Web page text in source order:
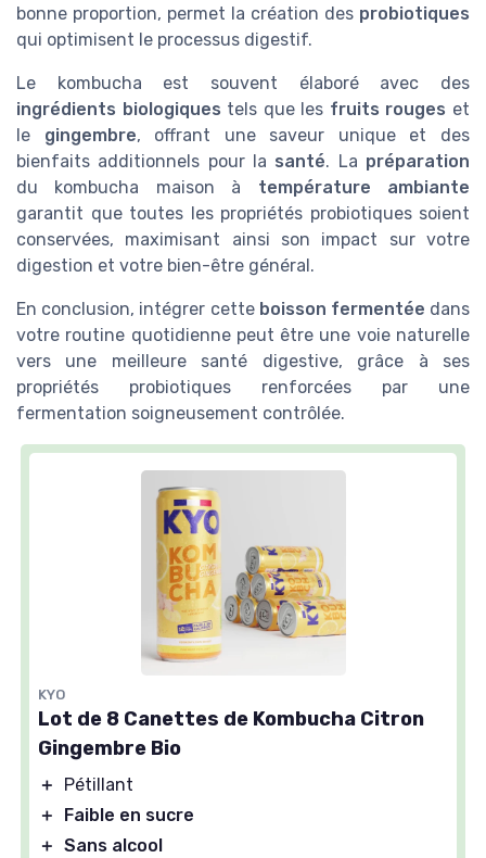
bonne proportion, permet la création des probiotiques
qui optimisent le processus digestif.
Le kombucha est souvent élaboré avec des
ingrédients biologiques tels que les fruits rouges et
le gingembre, offrant une saveur unique et des
bienfaits additionnels pour la santé. La préparation
du kombucha maison à température ambiante
garantit que toutes les propriétés probiotiques soient
conservées, maximisant ainsi son impact sur votre
digestion et votre bien-être général.
En conclusion, intégrer cette boisson fermentée dans
votre routine quotidienne peut être une voie naturelle
vers une meilleure santé digestive, grâce à ses
propriétés probiotiques renforcées par une
fermentation soigneusement contrôlée.
KYO
Lot de 8 Canettes de Kombucha Citron
Gingembre Bio
＋
Pétillant
＋
Faible en sucre
＋ Sans alcool